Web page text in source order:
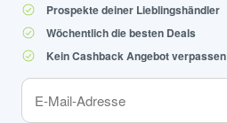
Prospekte deiner Lieblingshändler
Wöchentlich die besten Deals
Kein Cashback Angebot verpassen